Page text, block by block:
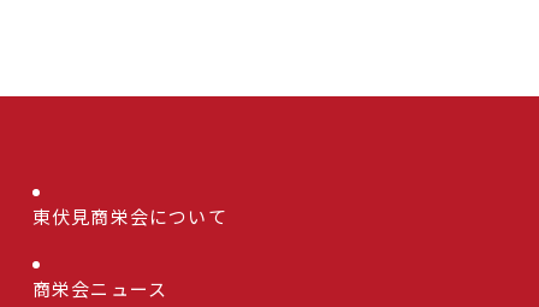
東伏見商栄会について
商栄会ニュース